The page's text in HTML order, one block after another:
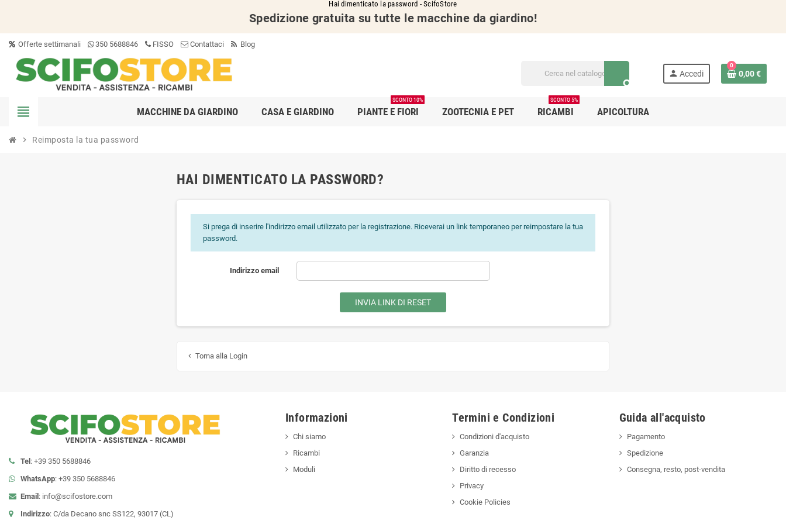
Hai dimenticato la password - ScifoStore
Spedizione gratuita su tutte le macchine da giardino!
Offerte settimanali 350 5688846 FISSO Contattaci Blog
search
person Accedi
0
0,00 €
view_headline MACCHINE DA GIARDINO CASA E GIARDINO PIANTE E FIORI
SCONTO 10%
ZOOTECNIA E PET RICAMBI
SCONTO 5%
APICOLTURA
chevron_right Reimposta la tua password
HAI DIMENTICATO LA PASSWORD?
Si prega di inserire l'indirizzo email utilizzato per la registrazione. Riceverai un link temporaneo per reimpostare la tua
password.
Indirizzo email
INVIA LINK DI RESET
 Torna alla Login
Tel: +39 350 5688846
WhatsApp: +39 350 5688846
Email: info@scifostore.com
Indirizzo: C/da Decano snc SS122, 93017 (CL)
Informazioni
Chi siamo
Ricambi
Moduli
Termini e Condizioni
Condizioni d'acquisto
Garanzia
Diritto di recesso
Privacy
Cookie Policies
Guida all'acquisto
Pagamento
Spedizione
Consegna, resto, post-vendita